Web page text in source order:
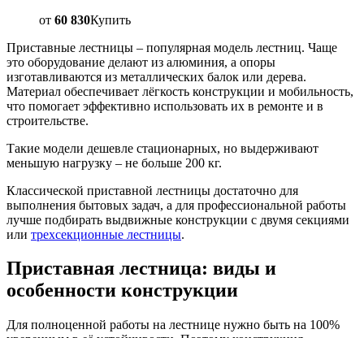
от 60 830Купить
Приставные лестницы ‒ популярная модель лестниц. Чаще
это оборудование делают из алюминия, а опоры
изготавливаются из металлических балок или дерева.
Материал обеспечивает лёгкость конструкции и мобильность,
что помогает эффективно использовать их в ремонте и в
строительстве.
Такие модели дешевле стационарных, но выдерживают
меньшую нагрузку ‒ не больше 200 кг.
Классической приставной лестницы достаточно для
выполнения бытовых задач, а для профессиональной работы
лучше подбирать выдвижные конструкции с двумя секциями
или трехсекционные лестницы.
Приставная лестница: виды и
особенности конструкции
Для полноценной работы на лестнице нужно быть на 100%